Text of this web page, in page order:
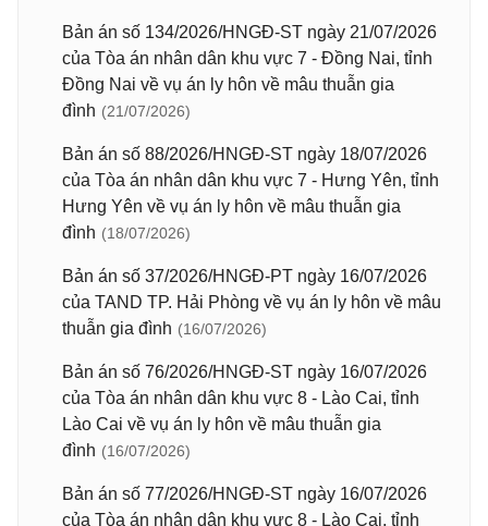
Bản án số 134/2026/HNGĐ-ST ngày 21/07/2026
của Tòa án nhân dân khu vực 7 - Đồng Nai, tỉnh
Đồng Nai về vụ án ly hôn về mâu thuẫn gia
đình (21/07/2026)
Bản án số 88/2026/HNGĐ-ST ngày 18/07/2026
của Tòa án nhân dân khu vực 7 - Hưng Yên, tỉnh
Hưng Yên về vụ án ly hôn về mâu thuẫn gia
đình (18/07/2026)
Bản án số 37/2026/HNGĐ-PT ngày 16/07/2026
của TAND TP. Hải Phòng về vụ án ly hôn về mâu
thuẫn gia đình (16/07/2026)
Bản án số 76/2026/HNGĐ-ST ngày 16/07/2026
của Tòa án nhân dân khu vực 8 - Lào Cai, tỉnh
Lào Cai về vụ án ly hôn về mâu thuẫn gia
đình (16/07/2026)
Bản án số 77/2026/HNGĐ-ST ngày 16/07/2026
của Tòa án nhân dân khu vực 8 - Lào Cai, tỉnh